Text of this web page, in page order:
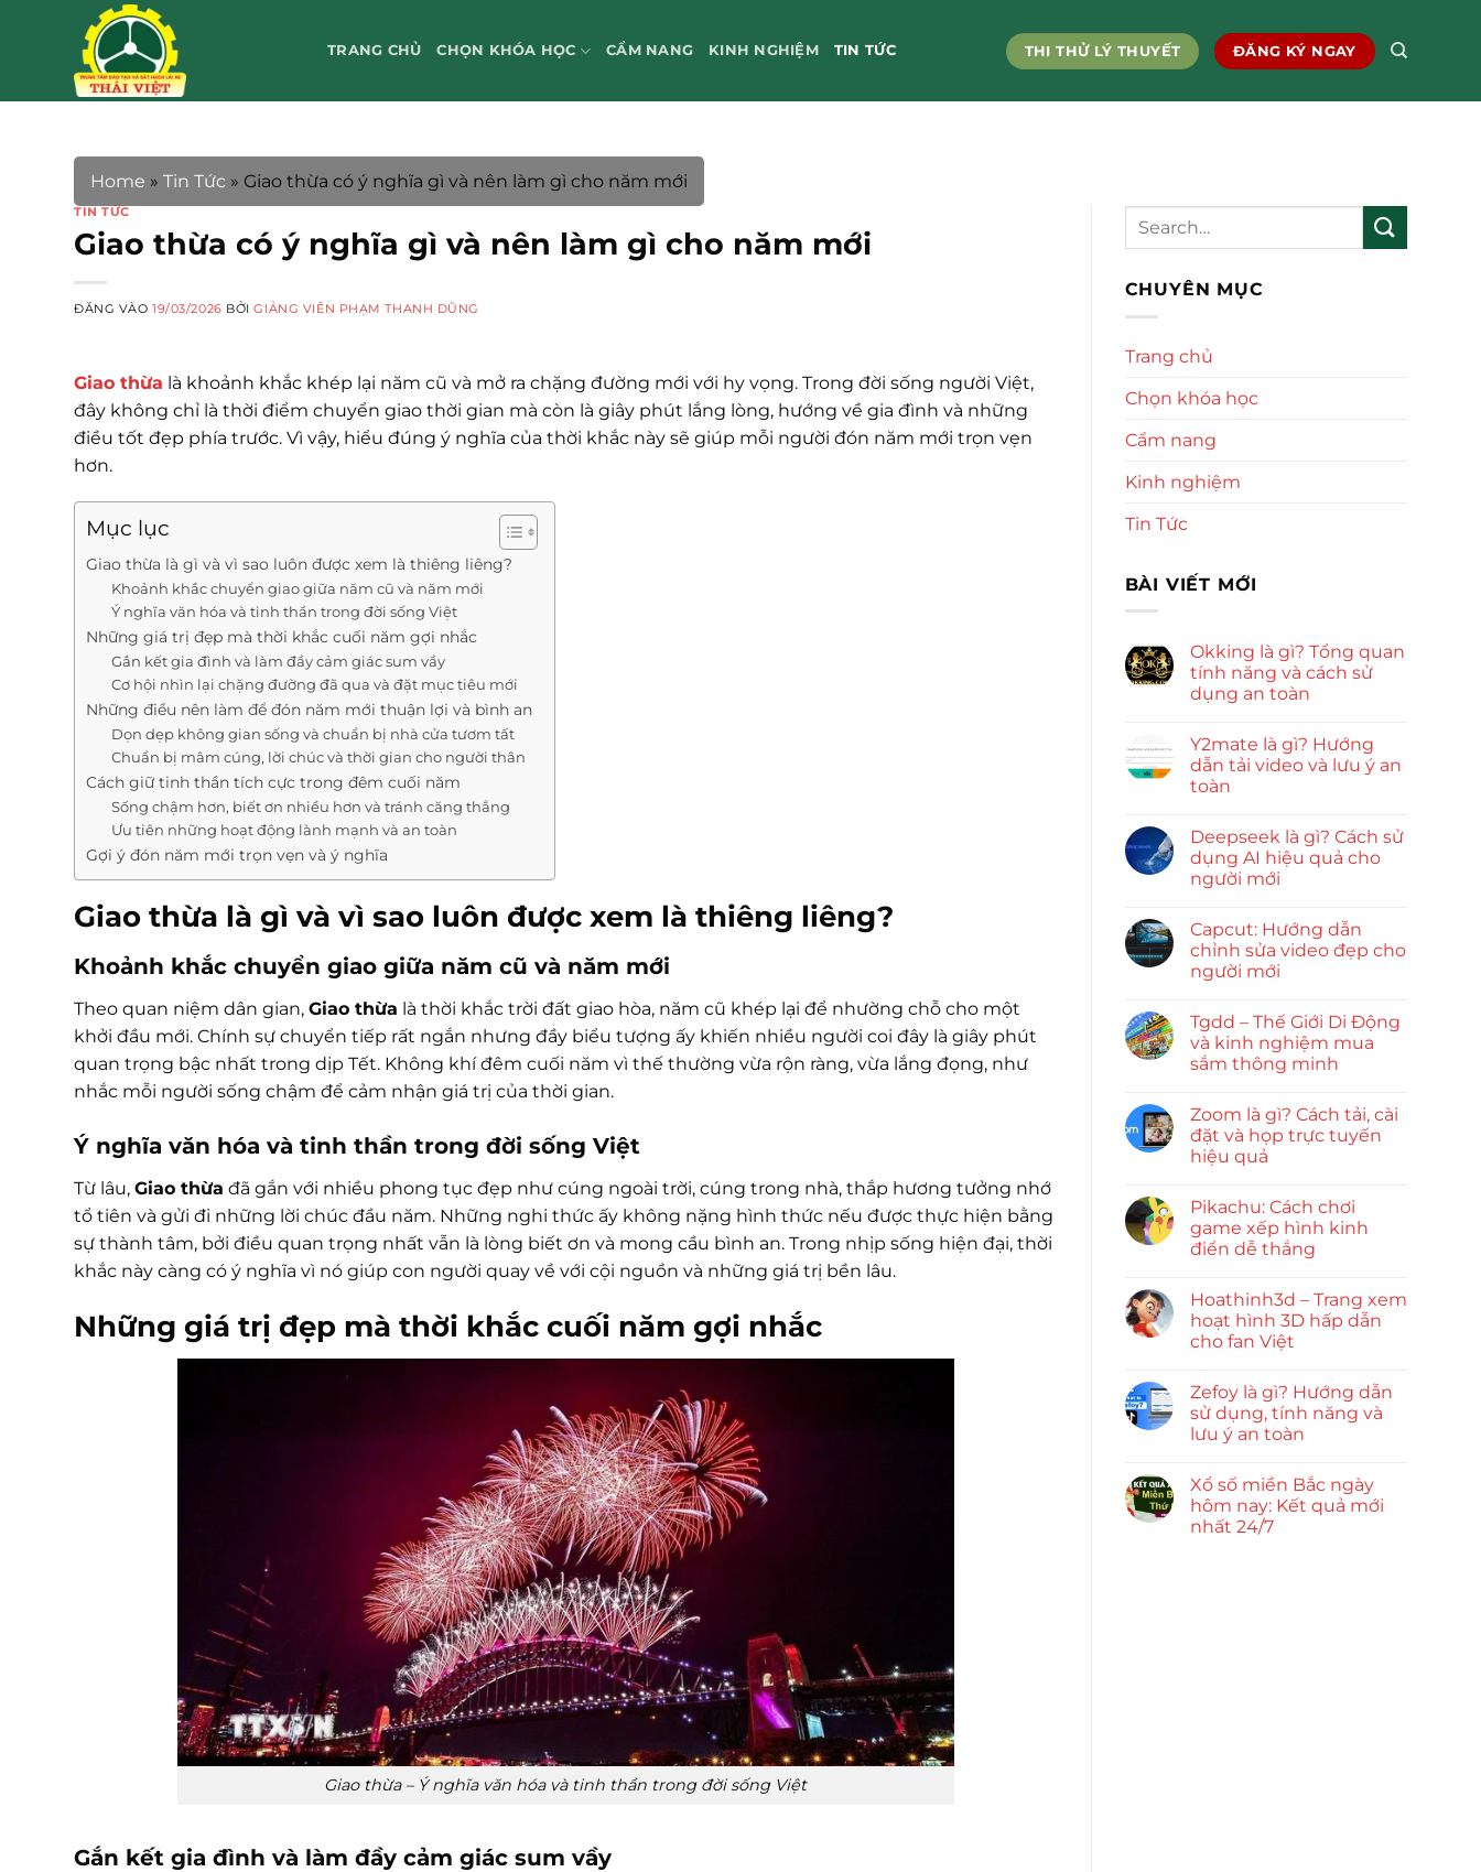
TRANG CHỦ CHỌN KHÓA HỌC CẨM NANG KINH NGHIỆM TIN TỨC THI THỬ LÝ THUYẾT ĐĂNG KÝ NGAY
Home » Tin Tức » Giao thừa có ý nghĩa gì và nên làm gì cho năm mới
TIN TỨC
Giao thừa có ý nghĩa gì và nên làm gì cho năm mới
ĐĂNG VÀO19/03/2026 BỞIGIẢNG VIÊN PHẠM THANH DŨNG
Giao thừa là khoảnh khắc khép lại năm cũ và mở ra chặng đường mới với hy vọng. Trong đời sống người Việt,
đây không chỉ là thời điểm chuyển giao thời gian mà còn là giây phút lắng lòng, hướng về gia đình và những
điều tốt đẹp phía trước. Vì vậy, hiểu đúng ý nghĩa của thời khắc này sẽ giúp mỗi người đón năm mới trọn vẹn
hơn.
Mục lục
Giao thừa là gì và vì sao luôn được xem là thiêng liêng?
Khoảnh khắc chuyển giao giữa năm cũ và năm mới
Ý nghĩa văn hóa và tinh thần trong đời sống Việt
Những giá trị đẹp mà thời khắc cuối năm gợi nhắc
Gắn kết gia đình và làm đầy cảm giác sum vầy
Cơ hội nhìn lại chặng đường đã qua và đặt mục tiêu mới
Những điều nên làm để đón năm mới thuận lợi và bình an
Dọn dẹp không gian sống và chuẩn bị nhà cửa tươm tất
Chuẩn bị mâm cúng, lời chúc và thời gian cho người thân
Cách giữ tinh thần tích cực trong đêm cuối năm
Sống chậm hơn, biết ơn nhiều hơn và tránh căng thẳng
Ưu tiên những hoạt động lành mạnh và an toàn
Gợi ý đón năm mới trọn vẹn và ý nghĩa
Giao thừa là gì và vì sao luôn được xem là thiêng liêng?
Khoảnh khắc chuyển giao giữa năm cũ và năm mới
Theo quan niệm dân gian, Giao thừa là thời khắc trời đất giao hòa, năm cũ khép lại để nhường chỗ cho một
khởi đầu mới. Chính sự chuyển tiếp rất ngắn nhưng đầy biểu tượng ấy khiến nhiều người coi đây là giây phút
quan trọng bậc nhất trong dịp Tết. Không khí đêm cuối năm vì thế thường vừa rộn ràng, vừa lắng đọng, như
nhắc mỗi người sống chậm để cảm nhận giá trị của thời gian.
Ý nghĩa văn hóa và tinh thần trong đời sống Việt
Từ lâu, Giao thừa đã gắn với nhiều phong tục đẹp như cúng ngoài trời, cúng trong nhà, thắp hương tưởng nhớ
tổ tiên và gửi đi những lời chúc đầu năm. Những nghi thức ấy không nặng hình thức nếu được thực hiện bằng
sự thành tâm, bởi điều quan trọng nhất vẫn là lòng biết ơn và mong cầu bình an. Trong nhịp sống hiện đại, thời
khắc này càng có ý nghĩa vì nó giúp con người quay về với cội nguồn và những giá trị bền lâu.
Những giá trị đẹp mà thời khắc cuối năm gợi nhắc
Giao thừa – Ý nghĩa văn hóa và tinh thần trong đời sống Việt
Gắn kết gia đình và làm đầy cảm giác sum vầy
CHUYÊN MỤC
Trang chủ
Chọn khóa học
Cẩm nang
Kinh nghiệm
Tin Tức
BÀI VIẾT MỚI
Okking là gì? Tổng quan
tính năng và cách sử
dụng an toàn
Y2mate là gì? Hướng
dẫn tải video và lưu ý an
toàn
Deepseek là gì? Cách sử
dụng AI hiệu quả cho
người mới
Capcut: Hướng dẫn
chỉnh sửa video đẹp cho
người mới
Tgdd – Thế Giới Di Động
và kinh nghiệm mua
sắm thông minh
Zoom là gì? Cách tải, cài
đặt và họp trực tuyến
hiệu quả
Pikachu: Cách chơi
game xếp hình kinh
điển dễ thắng
Hoathinh3d – Trang xem
hoạt hình 3D hấp dẫn
cho fan Việt
Zefoy là gì? Hướng dẫn
sử dụng, tính năng và
lưu ý an toàn
Xổ số miền Bắc ngày
hôm nay: Kết quả mới
nhất 24/7